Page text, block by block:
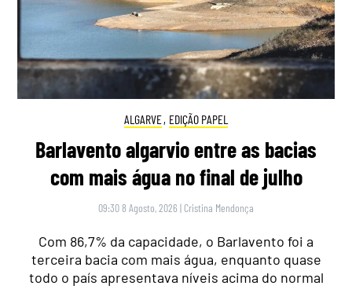
ALGARVE, EDIÇÃO PAPEL
Barlavento algarvio entre as bacias
com mais água no final de julho
09:30 8 Agosto, 2026 | Cristina Mendonça
Com 86,7% da capacidade, o Barlavento foi a
terceira bacia com mais água, enquanto quase
todo o país apresentava níveis acima do normal